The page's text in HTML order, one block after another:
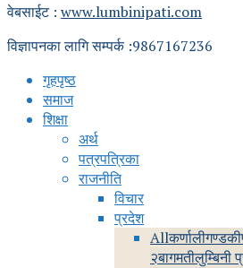
वेबसाईट : www.lumbinipati.com
विज्ञापनका लागि सम्पर्क :9867167236
गृहपृष्ठ
समाज
शिक्षा
अर्थ
पत्रपत्रिका
राजनीति
विचार
प्रदेश
Allकर्णालीगण्डकी
२बागमतीलुम्बिनी